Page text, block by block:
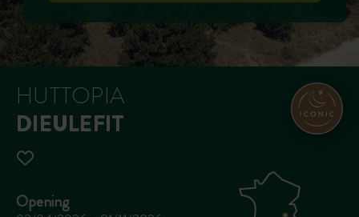
HUTTOPIA
DIEULEFIT
Opening